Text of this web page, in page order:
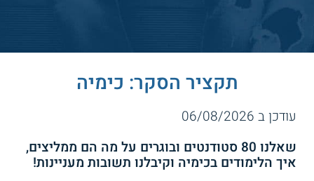
תקציר הסקר: כימיה
עודכן ב 06/08/2026
שאלנו 80 סטודנטים ובוגרים על מה הם ממליצים,
איך הלימודים בכימיה וקיבלנו תשובות מעניינות!